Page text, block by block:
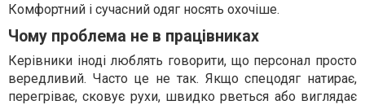
Комфортний і сучасний одяг носять охочіше.
Чому проблема не в працівниках
Керівники іноді люблять говорити, що персонал просто
вередливий. Часто це не так. Якщо спецодяг натирає,
перегріває, сковує рухи, швидко рветься або виглядає